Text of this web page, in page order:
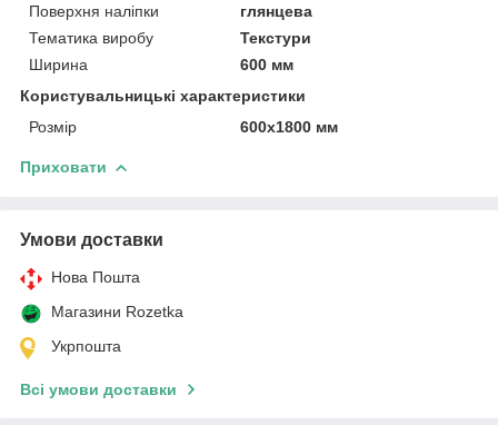
Поверхня наліпки
глянцева
Тематика виробу
Текстури
Ширина
600 мм
Користувальницькі характеристики
Розмір
600х1800 мм
Приховати
Умови доставки
Нова Пошта
Магазини Rozetka
Укрпошта
Всі умови доставки